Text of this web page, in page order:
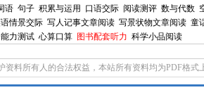
语 句子 积累与运用 口语交际 阅读测评 数与代数
情景交际 写人记事文章阅读 写景状物文章阅读 童
力测试 心算口算 图书配套听力 科学小品阅读
资料所有人的合法权益，本站所有资料均为PDF格式